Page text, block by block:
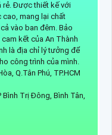
rẻ. Được thiết kế với
mang lại chất
vào ban đêm. Bảo
kết của An Thành
là địa chỉ lý tưởng để
công trình của mình.
Q.Tân Phú, TP.HCM
Trị Đông, Bình Tân,